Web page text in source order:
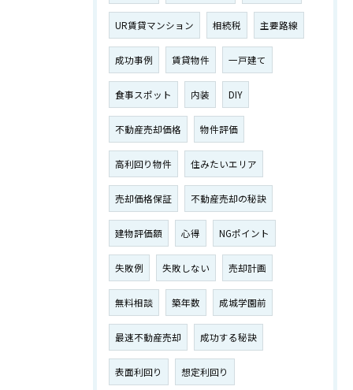
UR賃貸マンション 相続税 主要路線
成功事例 賃貸物件 一戸建て
食事スポット 内装 DIY
不動産売却価格 物件評価
高利回り物件 住みたいエリア
売却価格保証 不動産売却の秘訣
建物評価額 心得 NGポイント
失敗例 失敗しない 売却計画
無料相談 築年数 成城学園前
最速不動産売却 成功する秘訣
表面利回り 想定利回り